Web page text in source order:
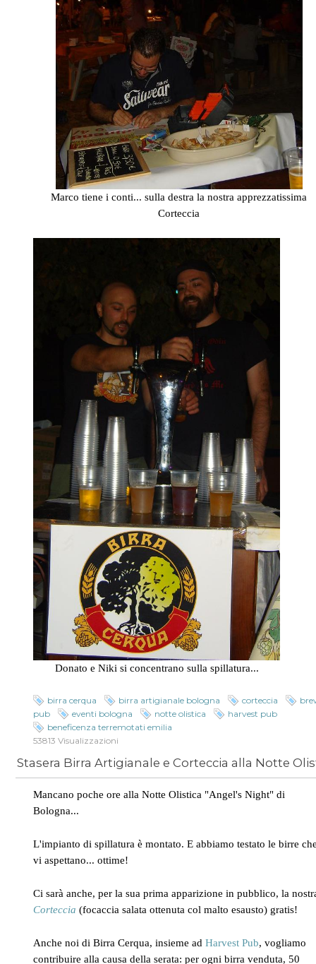
Marco tiene i conti... sulla destra la nostra apprezzatissima
Corteccia
Donato e Niki si concentrano sulla spillatura...
birra cerqua birra artigianale bologna corteccia
pub
eventi bologna notte olistica
harvest pub
beneficenza terremotati emilia
53813 Visualizzazioni
Mancano poche ore alla Notte Olistica "Angel's Night" di
Bologna...
L'impianto di spillatura è montato. E abbiamo testato le birre
vi aspettano... ottime!
Ci sarà anche, per la sua prima apparizione in pubblico, la
Corteccia (focaccia salata ottenuta col malto esausto) gratis!
Anche noi di Birra Cerqua, insieme adHarvest Pub, vogliamo
contribuire alla causa della serata: per ogni birra venduta, 50